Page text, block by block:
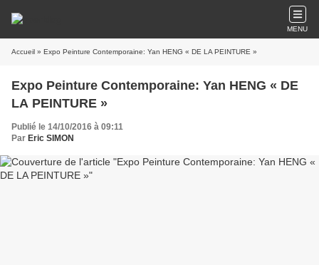
MENU
Accueil » Expo Peinture Contemporaine: Yan HENG « DE LA PEINTURE »
Expo Peinture Contemporaine: Yan HENG « DE
LA PEINTURE »
Publié le 14/10/2016 à 09:11
Par Eric SIMON